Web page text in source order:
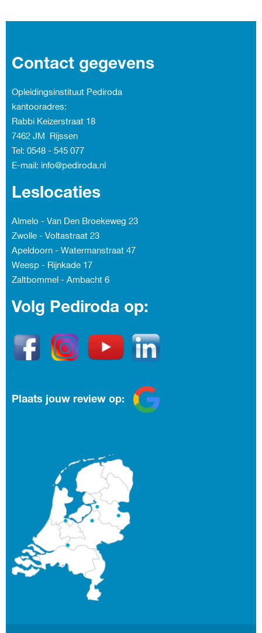
Contact gegevens
Opleidingsinstituut Pediroda
kantooradres:
Rabbi Keizerstraat 18
7462 JM Rijssen
Tel: 0548 - 545 077
E-mail: info@pediroda.nl
Leslocaties
Almelo - Van Den Broekeweg 23
Zwolle - Voltastraat 23
Apeldoorn - Watermanstraat 47
Weesp - Rijnkade 17
Zaltbommel - Ambacht 6
Volg Pediroda op:
.
Plaats jouw review op: